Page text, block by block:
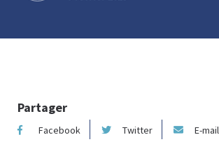
Partager
Facebook Twitter E-mail